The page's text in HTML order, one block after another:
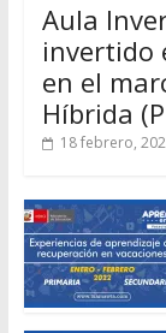
Aula
invertido
en el
Híbrida
18 febrero,